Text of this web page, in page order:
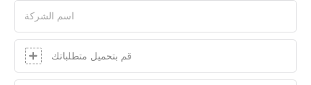
اسم الشركة
قم بتحميل متطلباتك